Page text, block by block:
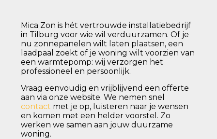
Mica Zon is hét vertrouwde installatiebedrijf
in Tilburg voor wie wil verduurzamen. Of je
nu zonnepanelen wilt laten plaatsen, een
laadpaal zoekt of je woning wilt voorzien van
een warmtepomp: wij verzorgen het
professioneel en persoonlijk.
Vraag eenvoudig en vrijblijvend een offerte
aan via onze website. We nemen snel
contact met je op, luisteren naar je wensen
en komen met een helder voorstel. Zo
werken we samen aan jouw duurzame
woning.